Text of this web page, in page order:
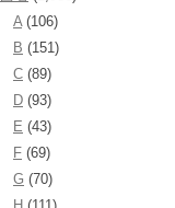
A(106)
B (151)
C (89)
D (93)
E (43)
F (69)
G (70)